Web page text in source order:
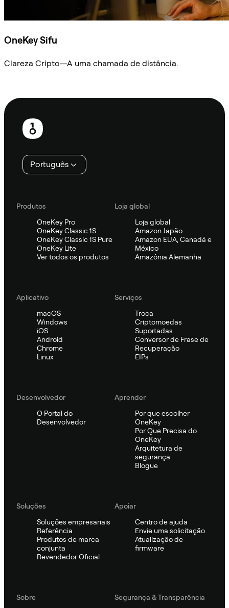
OneKey Sifu
Clareza Cripto—A uma chamada de distância.
Rodapé
Português
Produtos
OneKey Pro
OneKey Classic 1S
OneKey Classic 1S Pure
OneKey Lite
Ver todos os produtos
Loja global
Loja global
Amazon Japão
Amazon EUA, Canadá e
México
Amazônia Alemanha
Aplicativo
macOS
Windows
iOS
Android
Chrome
Linux
Serviços
Troca
Criptomoedas
Suportadas
Conversor de Frase de
Recuperação
EIPs
Desenvolvedor
O Portal do
Desenvolvedor
Aprender
Por que escolher
OneKey
Por Que Precisa do
OneKey
Arquitetura de
segurança
Blogue
Soluções
Soluções empresariais
Referência
Produtos de marca
conjunta
Revendedor Oficial
Apoiar
Centro de ajuda
Envie uma solicitação
Atualização de
firmware
Sobre
Segurança & Transparência